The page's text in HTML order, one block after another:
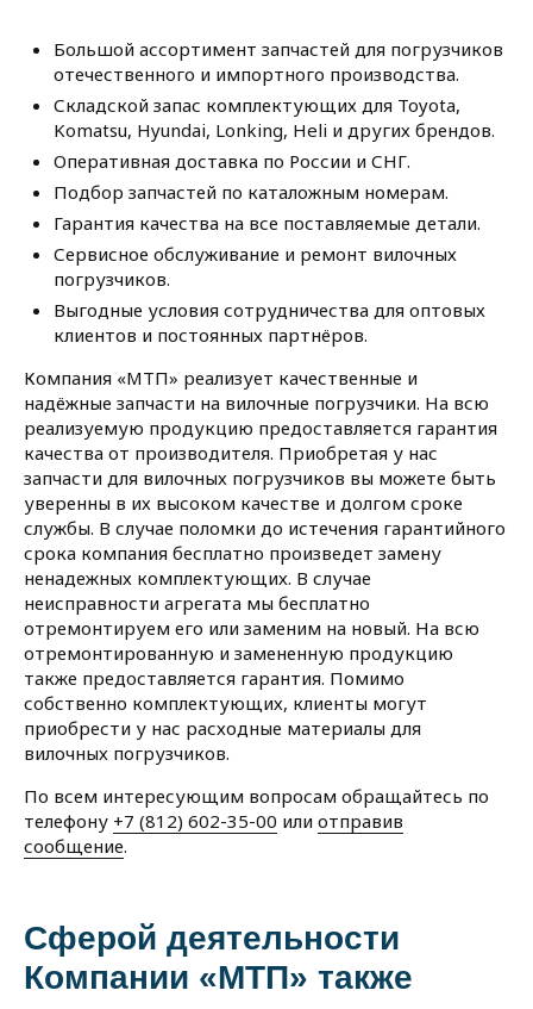
Большой ассортимент запчастей для погрузчиков
отечественного и импортного производства.
Складской запас комплектующих для Toyota,
Komatsu, Hyundai, Lonking, Heli и других брендов.
Оперативная доставка по России и СНГ.
Подбор запчастей по каталожным номерам.
Гарантия качества на все поставляемые детали.
Сервисное обслуживание и ремонт вилочных
погрузчиков.
Выгодные условия сотрудничества для оптовых
клиентов и постоянных партнёров.
Компания «МТП» реализует качественные и
надёжные запчасти на вилочные погрузчики. На всю
реализуемую продукцию предоставляется гарантия
качества от производителя. Приобретая у нас
запчасти для вилочных погрузчиков вы можете быть
уверенны в их высоком качестве и долгом сроке
службы. В случае поломки до истечения гарантийного
срока компания бесплатно произведет замену
ненадежных комплектующих. В случае
неисправности агрегата мы бесплатно
отремонтируем его или заменим на новый. На всю
отремонтированную и замененную продукцию
также предоставляется гарантия. Помимо
собственно комплектующих, клиенты могут
приобрести у нас расходные материалы для
вилочных погрузчиков.
По всем интересующим вопросам обращайтесь по
телефону +7 (812) 602-35-00 или отправив
сообщение.
Сферой деятельности
Компании «МТП» также